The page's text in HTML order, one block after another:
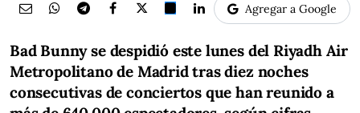
Agregar a Google
Bad Bunny se despidió este lunes del Riyadh Air
Metropolitano de Madrid tras diez noches
consecutivas de conciertos que han reunido a